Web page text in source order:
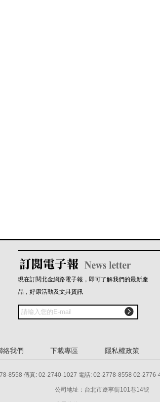
現在訂閱北金網路電子報，即可了解我們的最新產
品，好康活動及文具資訊

絡我們 下載專區 隱私權政策
8558 傳真: 02-2740-1027 電話: 02-2778-8558 02-
公司地址：台北市遼寧街101巷14號